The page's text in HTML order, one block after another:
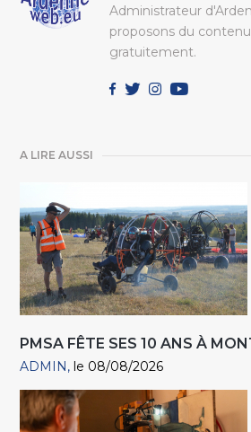
Administrateur
proposons du
gratuitement.
A LIRE AUSSI
PMSA FÊTE SES 10 ANS À
ADMIN le 08/08/2026